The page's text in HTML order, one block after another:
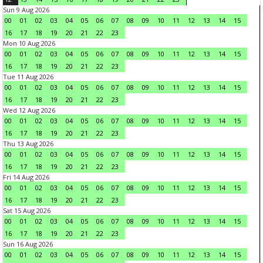
Sun 9 Aug 2026
00
01 02 03 04 05 06 07 08 09 10 11 12 13 14
15
16
17 18 19 20 21 22
23
Mon 10 Aug 2026
00
01 02 03 04 05 06 07 08 09 10 11 12 13 14
15
16
17 18 19 20 21 22
23
Tue 11 Aug 2026
00
01 02 03 04 05 06 07 08 09 10 11 12 13 14
15
16
17 18 19 20 21 22
23
Wed 12 Aug 2026
00
01 02 03 04 05 06 07 08 09 10 11 12 13 14
15
16
17 18 19 20 21 22
23
Thu 13 Aug 2026
00
01 02 03 04 05 06 07 08 09 10 11 12 13 14
15
16
17 18 19 20 21 22
23
Fri 14 Aug 2026
00
01 02 03 04 05 06 07 08 09 10 11 12 13 14
15
16
17 18 19 20 21 22
23
Sat 15 Aug 2026
00
01 02 03 04 05 06 07 08 09 10 11 12 13 14
15
16
17 18 19 20 21 22
23
Sun 16 Aug 2026
00
01 02 03 04 05 06 07 08 09 10 11 12 13 14
15